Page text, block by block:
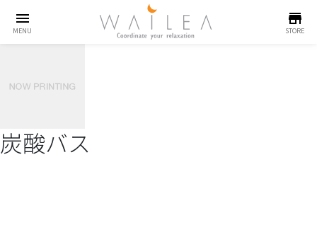
menu
MENU
store
STORE
炭酸バス